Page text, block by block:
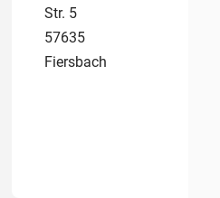
Str. 5
57635
Fiersbach